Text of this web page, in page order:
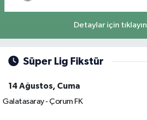
Detaylar için tıklayın
Süper Lig Fikstür
14 Ağustos, Cuma
Galatasaray - Çorum FK